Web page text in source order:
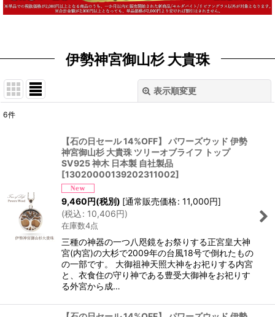
伊勢神宮御山杉 大貴珠
表示順変更
6件
【石の日セール 14%OFF】 パワーズウッド 伊勢
神宮御山杉 大貴珠 ツリーオブライフ トップ
SV925 神木 日本製 自社製品
[13020000139202311002]
9,460円(税別) [通常販売価格: 11,000円]
(税込: 10,406円)
在庫数4点
三種の神器の一つ八咫鏡をお祭りする正宮皇大神
宮(内宮)の大杉で2009年の台風18号で倒れたもの
の一部です。 大御祖神天照大神をお祀りする内宮
と、衣食住の守り神である豊受大御神をお祀りす
る外宮から成…